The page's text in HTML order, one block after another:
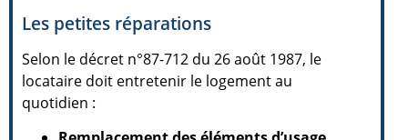
Les petites réparations
Selon le décret n°87-712 du 26 août 1987, le
locataire doit entretenir le logement au
quotidien :